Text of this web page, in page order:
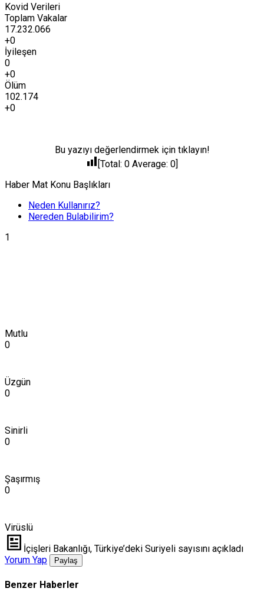
Kovid Verileri
Toplam Vakalar
17.232.066
+0
İyileşen
0
+0
Ölüm
102.174
+0
Bu yazıyı değerlendirmek için tıklayın!
[Total: 0 Average: 0]
Haber Mat Konu Başlıkları
Neden Kullanırız?
Nereden Bulabilirim?
1
Mutlu
0
Üzgün
0
Sinirli
0
Şaşırmış
0
Virüslü
İçişleri Bakanlığı, Türkiye’deki Suriyeli sayısını açıkladı
Yorum Yap
Paylaş
Benzer Haberler